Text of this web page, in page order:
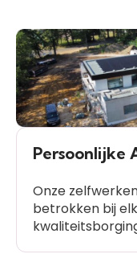
Persoonlijke
Onze
betrokken bij